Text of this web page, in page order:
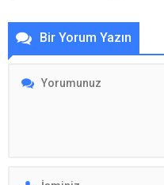
Bir Yorum Yazın